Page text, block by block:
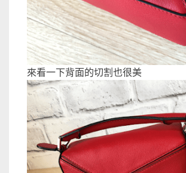
來看一下背面的切割也很美